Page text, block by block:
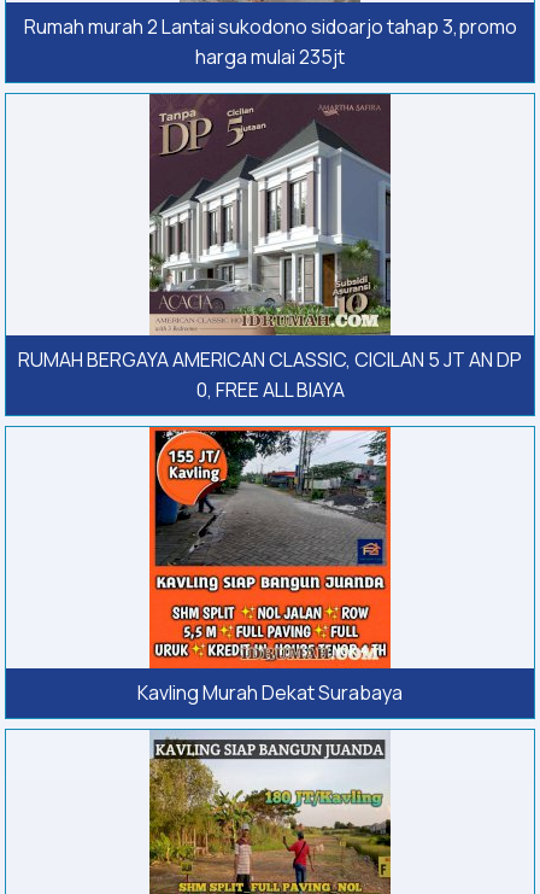
Rumah murah 2 Lantai sukodono sidoarjo tahap 3,promo
harga mulai 235jt
RUMAH BERGAYA AMERICAN CLASSIC, CICILAN 5 JT AN DP
0, FREE ALL BIAYA
Kavling Murah Dekat Surabaya